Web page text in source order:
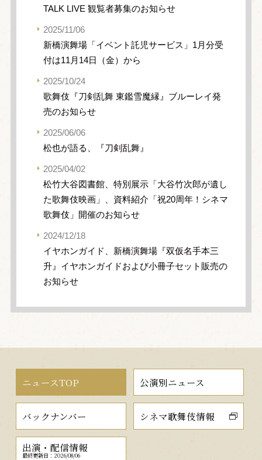
TALK LIVE 観覧者募集のお知らせ
2025/11/06
新橋演舞場「イベント託児サービス」1月分受
付は11月14日（金）から
2025/10/24
歌舞伎『刀剣乱舞 東鑑雪魔縁』ブルーレイ発
売のお知らせ
2025/06/06
松也が語る、『刀剣乱舞』
2025/04/02
松竹大谷図書館、特別展示「大谷竹次郎が遺し
た歌舞伎映画」、資料紹介「祝20周年！シネマ
歌舞伎」開催のお知らせ
2024/12/18
イヤホンガイド、新橋演舞場『双仮名手本三
升』イヤホンガイドおよび小冊子セット販売の
お知らせ
ニュースTOP 公演別ニュース
バックナンバー シネマ歌舞伎情報
出演・配信情報
最終更新日：2026/08/06